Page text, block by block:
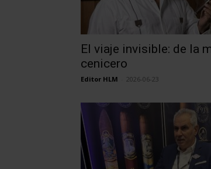
El viaje invisible: de la
cenicero
Editor HLM 2026-06-23